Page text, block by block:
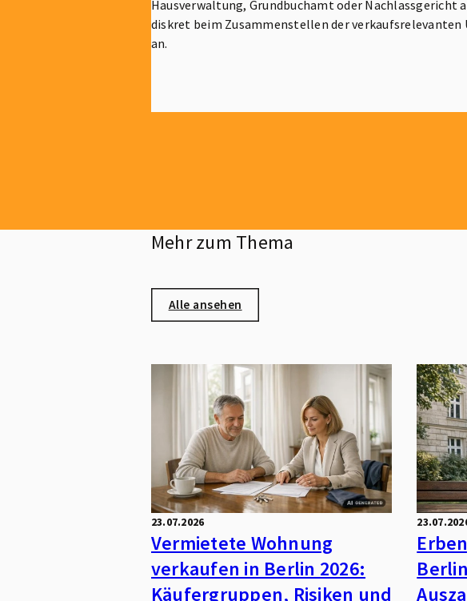
Hausverwaltung, Grundbuchamt oder
diskret beim Zusammenstellen der
an.
Mehr zum Thema
Alle ansehen
23.07.2026
Vermietete Wohnung
verkaufen in Berlin 2026:
Käufergruppen, Risiken und